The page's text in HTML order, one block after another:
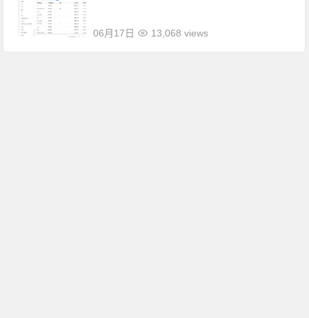
06月17日 13,068 views